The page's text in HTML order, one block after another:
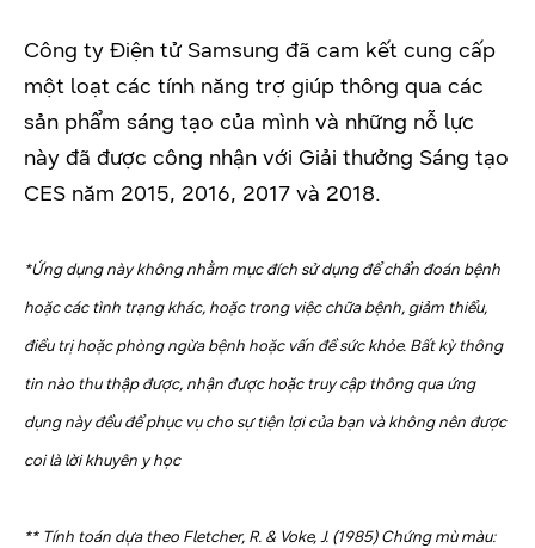
Công ty Điện tử Samsung đã cam kết cung cấp
một loạt các tính năng trợ giúp thông qua các
sản phẩm sáng tạo của mình và những nỗ lực
này đã được công nhận với Giải thưởng Sáng tạo
CES năm 2015, 2016, 2017 và 2018.
*Ứng dụng này không nhằm mục đích sử dụng để chẩn đoán bệnh
hoặc các tình trạng khác, hoặc trong việc chữa bệnh, giảm thiểu,
điều trị hoặc phòng ngừa bệnh hoặc vấn đề sức khỏe. Bất kỳ thông
tin nào thu thập được, nhận được hoặc truy cập thông qua ứng
dụng này đều để phục vụ cho sự tiện lợi của bạn và không nên được
coi là lời khuyên y học
** Tính toán dựa theo Fletcher, R. & Voke, J. (1985) Chứng mù màu: